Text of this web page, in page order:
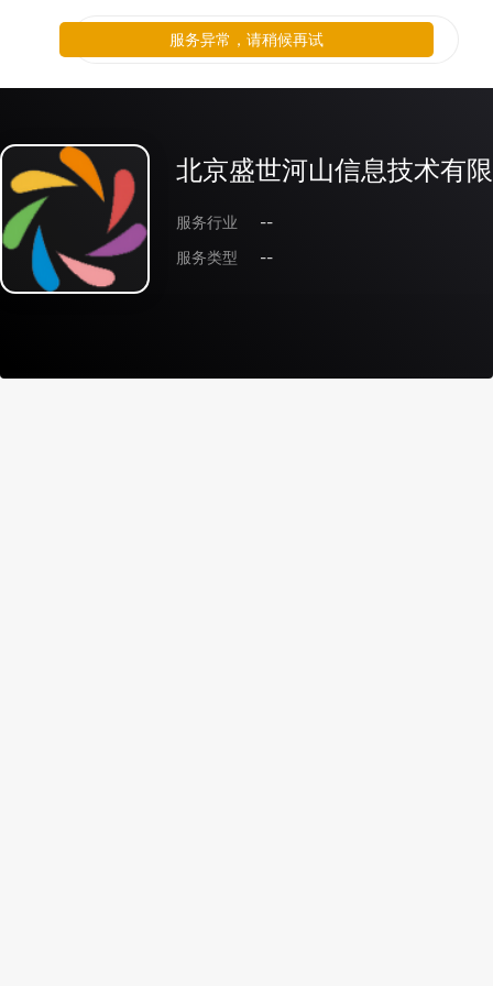
北京盛世河山信息技术有
服务行业
--
服务类型
--
服务异常，请稍候再试